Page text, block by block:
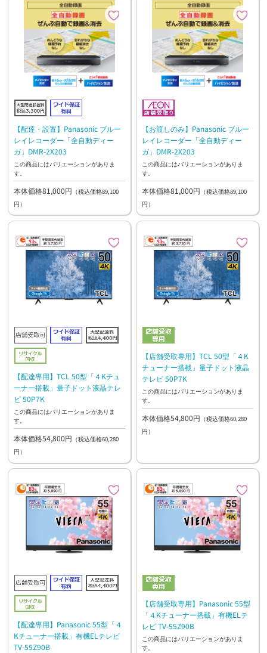
【配達・設置】Panasonic ブルー
レイレコーダー「全自動ディー
ガ」DMR-2X203
この商品にはバリエーションがありま
す。
本体価格81,000円 （税込価格89,100
円）
【お渡しのみ】Panasonic ブルー
レイレコーダー「全自動ディー
ガ」DMR-2X203
この商品にはバリエーションがありま
す。
本体価格81,000円 （税込価格89,100
円）
【配達専用】TCL 50型「４Kチュ
ーナー搭載」量子ドット液晶テレ
ビ 50P7K
この商品にはバリエーションがありま
す。
本体価格54,800円 （税込価格60,280
円）
【店舗受取専用】TCL 50型「４K
チューナー搭載」量子ドット液晶
テレビ 50P7K
この商品にはバリエーションがありま
す。
本体価格54,800円 （税込価格60,280
円）
【配達専用】Panasonic 55型「４
Kチューナー搭載」有機ELテレビ
TV-55Z90B
【店舗受取専用】Panasonic 55型
「４Kチューナー搭載」有機ELテ
レビ TV-55Z90B
この商品にはバリエーションがありま
す。